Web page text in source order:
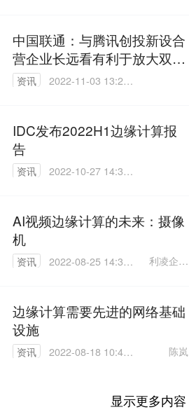
中国联通：与腾讯创投新设合
营企业长远看有利于放大双方
优势
资讯
2022-11-03 13:23:
IDC发布2022H1边缘计算报
告
资讯
2022-10-27 14:30:
AI视频边缘计算的未来：摄像
机
资讯
2022-08-25 14:33:
利凌企业
边缘计算需要先进的网络基础
设施
资讯
2022-08-18 10:40:
陈岚
显示更多内容